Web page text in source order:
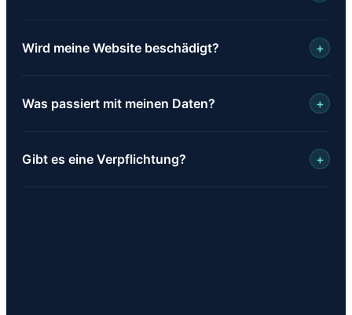
automatisch per E-Mail, sobald die Analyse
Nichts. Die SEO-Analyse ist 100% kostenlos und
unverbindlich — kein Abo, keine versteckten Kosten.
Wird meine Website beschädigt? +
Nein. Wir lesen ausschließlich öffentlich zugängliche
Daten — genau so, wie es auch Google tut. Ihre
belastet.
Was passiert mit meinen Daten? +
Wir nutzen Ihre Daten ausschließlich, um den Report
zu erstellen und bei Fragen zu antworten. Keine
Gibt es eine Verpflichtung? +